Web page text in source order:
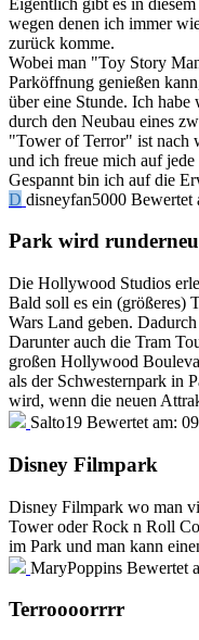
wegen denen ich immer
zurück komme.
Wobei man "Toy Story
Parköffnung genießen
über eine Stunde. Ich
durch den Neubau eines
"Tower of Terror" ist nach
und ich freue mich auf
Gespannt bin ich auf die
D disneyfan5000 Bewertet
Park wird
Die Hollywood Studios
Bald soll es ein (größeres)
Wars Land geben.
Darunter auch die Tram
großen Hollywood
als der Schwesternpark in
wird, wenn die neuen
Salto19 Bewertet am:
Disney Filmpark
Disney Filmpark wo man
Tower oder Rock n Roll
im Park und man kann
MaryPoppins Bewertet
Terroooorrrr